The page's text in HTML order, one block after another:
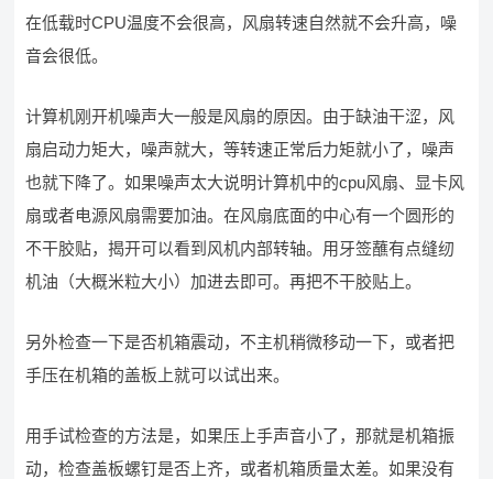
在低载时CPU温度不会很高，风扇转速自然就不会升高，噪
音会很低。
计算机刚开机噪声大一般是风扇的原因。由于缺油干涩，风
扇启动力矩大，噪声就大，等转速正常后力矩就小了，噪声
也就下降了。如果噪声太大说明计算机中的cpu风扇、显卡风
扇或者电源风扇需要加油。在风扇底面的中心有一个圆形的
不干胶贴，揭开可以看到风机内部转轴。用牙签蘸有点缝纫
机油（大概米粒大小）加进去即可。再把不干胶贴上。
另外检查一下是否机箱震动，不主机稍微移动一下，或者把
手压在机箱的盖板上就可以试出来。
用手试检查的方法是，如果压上手声音小了，那就是机箱振
动，检查盖板螺钉是否上齐，或者机箱质量太差。如果没有